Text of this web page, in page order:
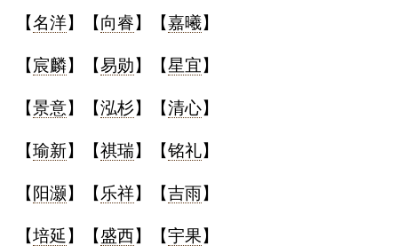
名
蛇年起名
龙年起名
兔年起名
【名洋】【向睿】【嘉曦】
【宸麟】【易勋】【星宜】
【景意】【泓杉】【清心】
【瑜新】【祺瑞】【铭礼】
【 阳灏】【 乐祥】【吉雨】
【培延 】【盛西】【宇果】